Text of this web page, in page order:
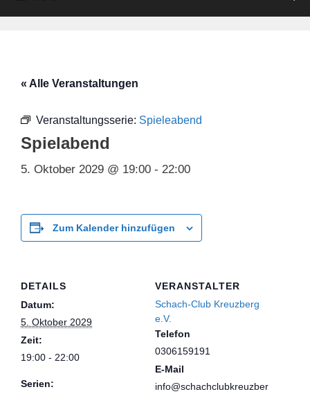
« Alle Veranstaltungen
Veranstaltungsserie: Spieleabend
Spielabend
5. Oktober 2029 @ 19:00 - 22:00
Zum Kalender hinzufügen
DETAILS
Datum:
5. Oktober 2029
Zeit:
19:00 - 22:00
Serien:
VERANSTALTER
Schach-Club Kreuzberg
e.V.
Telefon
0306159191
E-Mail
info@schachclubkreuzber